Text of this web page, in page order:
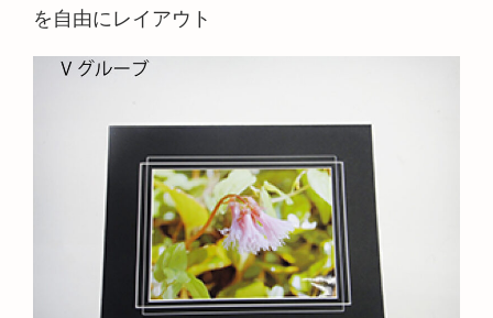
を自由にレイアウト